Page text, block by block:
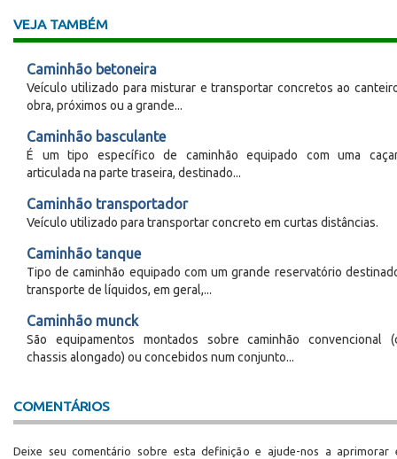
VEJA TAMBÉM
Caminhão betoneira
Veículo utilizado para misturar e transportar concretos ao
obra, próximos ou a grande...
Caminhão basculante
É um tipo específico de caminhão equipado com uma
articulada na parte traseira, destinado...
Caminhão transportador
Veículo utilizado para transportar concreto em curtas distâncias.
Caminhão tanque
Tipo de caminhão equipado com um grande reservatório
transporte de líquidos, em geral,...
Caminhão munck
São equipamentos montados sobre caminhão convencional
chassis alongado) ou concebidos num conjunto...
COMENTÁRIOS
Deixe seu comentário sobre esta definição e ajude-nos a aprimorar